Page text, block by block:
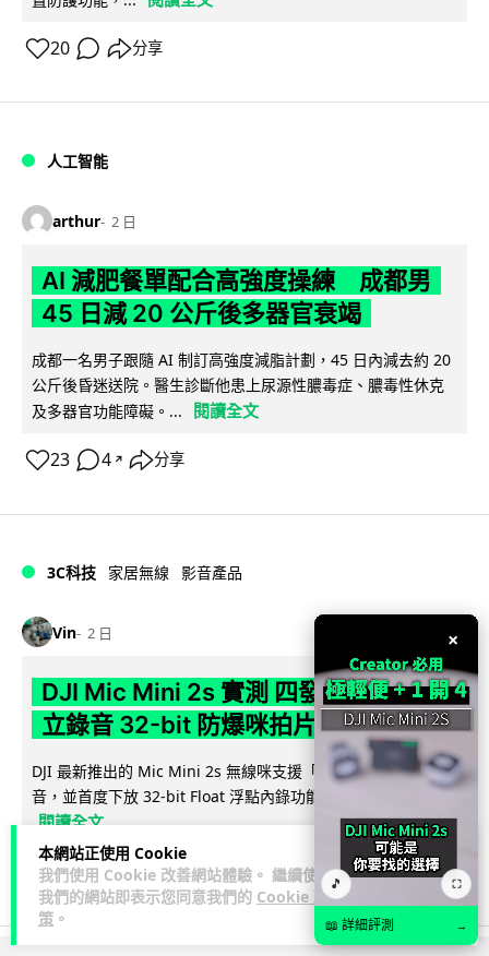
本網站正使用 Cookie
我們使用 Cookie 改善網站體驗。 繼續使用
我們的網站即表示您同意我們的 Cookie 政
策 。
20 分享
人工智能
arthur 2 日
AI 減肥餐單配合高強度操練 成都男
45 日減 20 公斤後多器官衰竭
成都一名男子跟隨 AI 制訂高強度減脂計劃，45 日內減去約 20
公斤後昏迷送院。醫生診斷他患上尿源性膿毒症、膿毒性休克
及多器官功能障礙。...
閱讀全文
23 4 ↗ 分享
3C科技 家居無線 影音產品
Vin 2 日
DJI Mic Mini 2s 實測 四發一收同步獨
立錄音 32-bit 防爆咪拍片必備
DJI 最新推出的 Mic Mini 2s 無線咪支援「四發一收」分軌錄
音，並首度下放 32-bit Float 浮點內錄功能。本文經實測其...
閱讀全文
253 1 ↗ 分享
×
🎵 ⛶
📖 詳細評測 →